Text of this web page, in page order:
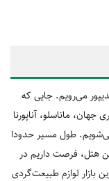
می‌رویم. جایی که
بی‌نظیر دیگری به سه قله بالای 8000 متری جهان، ماناسلو، آناپورنا
می‌شویم. طول مسیر حدودا
هتل، فرصت داریم در
بازار لوازم طبیعت‌گردی